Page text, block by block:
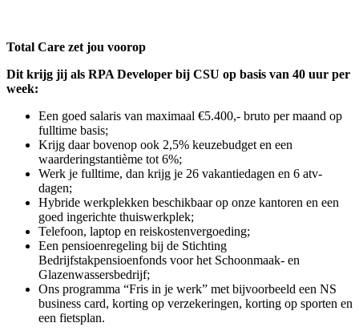
Total Care zet jou voorop
Dit krijg jij als RPA Developer bij CSU op basis van 40 uur per
week:
Een goed salaris van maximaal €5.400,- bruto per maand op
fulltime basis;
Krijg daar bovenop ook 2,5% keuzebudget en een
waarderingstantième tot 6%;
Werk je fulltime, dan krijg je 26 vakantiedagen en 6 atv-
dagen;
Hybride werkplekken beschikbaar op onze kantoren en een
goed ingerichte thuiswerkplek;
Telefoon, laptop en reiskostenvergoeding;
Een pensioenregeling bij de Stichting
Bedrijfstakpensioenfonds voor het Schoonmaak- en
Glazenwassersbedrijf;
Ons programma “Fris in je werk” met bijvoorbeeld een NS
business card, korting op verzekeringen, korting op sporten en
een fietsplan.